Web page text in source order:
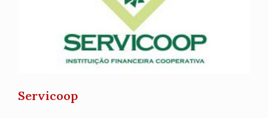
Servicoop